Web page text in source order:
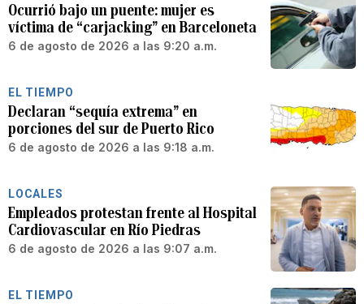
Ocurrió bajo un puente: mujer es
víctima de “carjacking” en Barceloneta
6 de agosto de 2026 a las 9:20 a.m.
EL TIEMPO
Declaran “sequía extrema” en
porciones del sur de Puerto Rico
6 de agosto de 2026 a las 9:18 a.m.
LOCALES
Empleados protestan frente al Hospital
Cardiovascular en Río Piedras
6 de agosto de 2026 a las 9:07 a.m.
EL TIEMPO